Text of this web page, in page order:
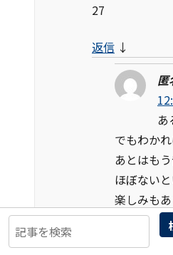
27
返信 ↓
匿
あ
でもわか
あとはも
ほぼない
楽しみもあ
こんなも